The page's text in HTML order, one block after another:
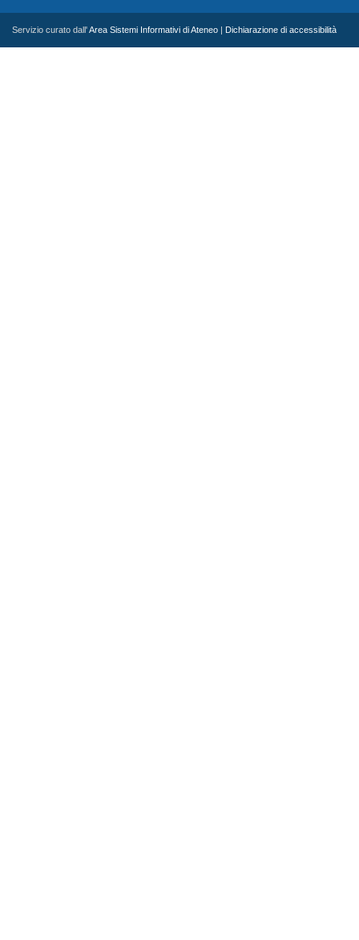
Servizio curato dall'Area Sistemi Informativi di Ateneo Dichiarazione di accessibilità